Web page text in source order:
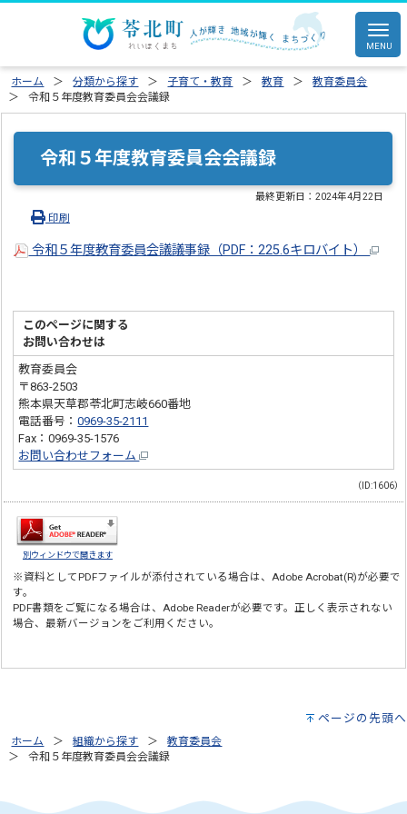
ホーム 分類から探す 子育て・教育 教育
教育委員会
令和５年度教育委員会会議録
令和５年度教育委員会会議録
最終更新日：2024年4月22日
印刷
令和５年度教育委員会議議事録（PDF：225.6キロバイト）
このページに関する
お問い合わせは
教育委員会
〒863-2503
熊本県天草郡苓北町志岐660番地
電話番号：0969-35-2111
Fax：0969-35-1576
お問い合わせフォーム
（ID:1606）
別ウィンドウで開きます
※資料としてPDFファイルが添付されている場合は、Adobe Acrobat(R)が必要で
す。
PDF書類をご覧になる場合は、Adobe Readerが必要です。正しく表示されない
場合、最新バージョンをご利用ください。
ページの先頭へ
ホーム 組織から探す
教育委員会
令和５年度教育委員会会議録